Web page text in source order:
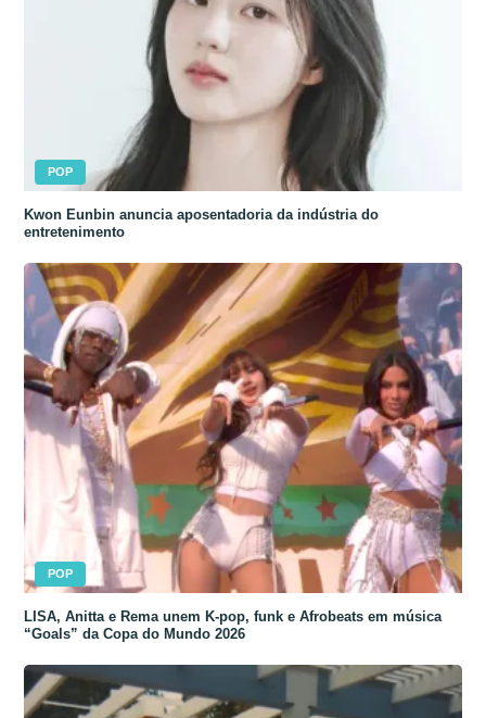
POP
Kwon Eunbin anuncia aposentadoria da indústria do
entretenimento
POP
LISA, Anitta e Rema unem K-pop, funk e Afrobeats em música
“Goals” da Copa do Mundo 2026